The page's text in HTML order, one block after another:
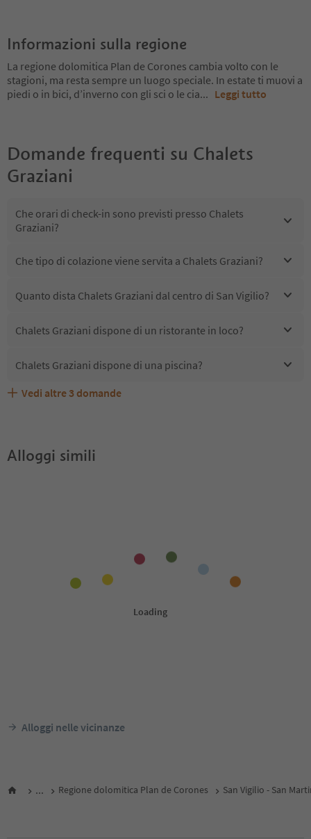
Informazioni sulla regione
La regione dolomitica Plan de Corones cambia volto con le
stagioni, ma resta sempre un luogo speciale. In estate ti muovi a
piedi o in bici, d’inverno con gli sci o le cia... Leggi tutto
Domande frequenti su Chalets
Graziani
Che orari di check-in sono previsti presso Chalets
Graziani?
Che tipo di colazione viene servita a Chalets Graziani?
Quanto dista Chalets Graziani dal centro di San Vigilio?
Chalets Graziani dispone di un ristorante in loco?
Chalets Graziani dispone di una piscina?
Chalets Graziani accetta animali domestici?
Quali servizi/attività sono disponibili presso Chalets
Gli ospiti di Chalets Graziani ricevono l'Alto Adige Guest
Vedi altre 3 domande
Alloggi simili
Alloggi nelle vicinanze
... Regione dolomitica Plan de Corones San Vigilio - San